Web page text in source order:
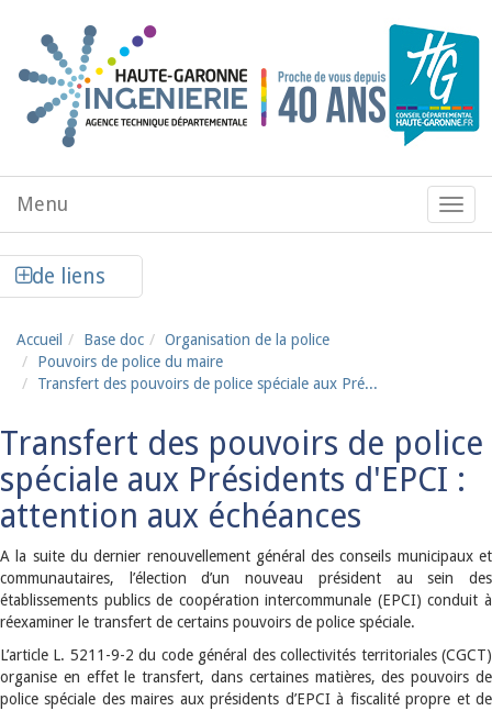
Menu
de
Menu
de liens
Accueil Base doc
Organisation de la police
Pouvoirs de police du maire
Transfert des pouvoirs de police spéciale aux Pré...
Transfert des pouvoirs de police
spéciale aux Présidents d'EPCI :
attention aux échéances
A la suite du dernier renouvellement général des conseils municipaux et
communautaires, l’élection d’un nouveau président au sein des
établissements publics de coopération intercommunale (EPCI) conduit à
réexaminer le transfert de certains pouvoirs de police spéciale.
L’article L. 5211-9-2 du code général des collectivités territoriales (CGCT)
organise en effet le transfert, dans certaines matières, des pouvoirs de
police spéciale des maires aux présidents d’EPCI à fiscalité propre et de